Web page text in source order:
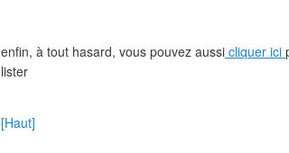
enfin, à tout hasard, vous pouvez aussi cliquer ici
lister
[Haut]